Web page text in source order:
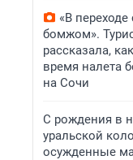
«В
бомжом».
рассказала,
время налета
на Сочи
С рождения в
уральской
осужденные